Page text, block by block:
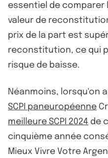
essentiel de comparer
valeur de
prix de la part est
reconstitution, ce qui
risque de baisse.
Néanmoins, lorsqu'on
SCPI paneuropéenne
meilleure SCPI 2024 de
cinquième année
Mieux Vivre Votre